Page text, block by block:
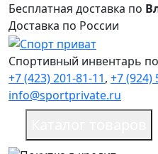
Бесплатная доставка по
Доставка по России
Спортивный инвентарь
+7 (423) 201-81-11, +7 (924)
info@sportprivate.ru